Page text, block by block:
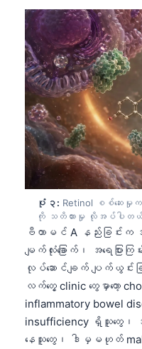
ပုံ ၃: Retinol စစ်ဆေးမှု
ကို သတိထားမှု လိုအပ်ပါတ
ဗီတာမင် A နည်းခြင်းက အ
မျက်လုံးခြောက်၊ အရေပြား
လုပ်ဆောင်ချက် ပျက်ယွင်
လက်တွေ့ clinic တွေမှာတော့
inflammatory bowel
insufficiency ရှိသူတွေ
နေသူတွေ၊ ဒါမှမဟုတ်